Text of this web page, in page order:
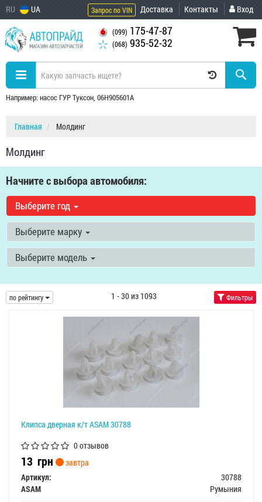
RU UA Запрос по VIN Доставка Контакты Вход
(099) 175-47-87
(068) 935-52-32
Например: насос ГУР Туксон, 06H905601A
Главная Молдинг
Молдинг
Начните с выбора автомобиля:
Выберите год
Выберите марку
Выберите модель
по рейтингу 1 - 30 из 1093 Фильтры
Клипса дверная к/т ASAM 30788
0 отзывов
13 грн
завтра
Артикул:
30788
ASAM
Румыния